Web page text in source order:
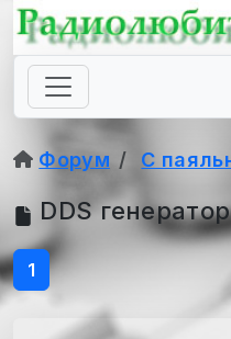
Форум С
DDS
1